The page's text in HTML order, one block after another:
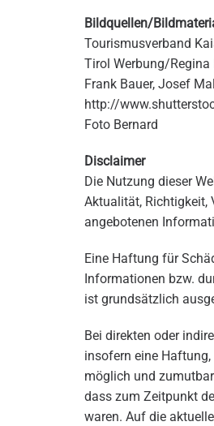
Bildquellen/
Tourismusverband
Tirol Werbung/Regina
Frank Bauer, Josef
http://
Foto Bernard
Disclaimer
Die Nutzung dieser
Aktualität, Richtigkeit,
angebotenen
Eine Haftung für
Informationen bzw.
ist grundsätzlich
Bei direkten oder
insofern eine
möglich und
dass zum Zeitpunkt
waren. Auf die